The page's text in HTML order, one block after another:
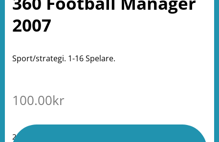
2007
Sport/strategi. 1-16 Spelare.
100.00kr
2 i lager